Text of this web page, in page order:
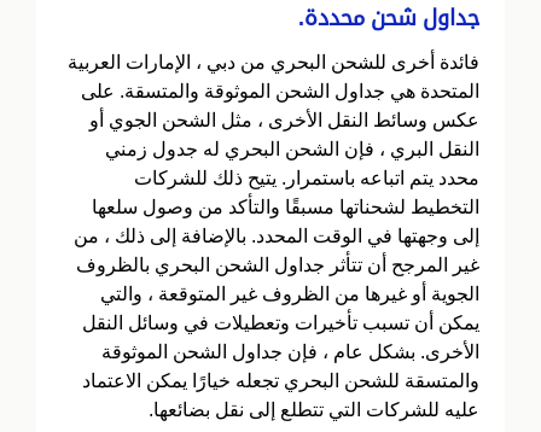
جداول شحن محددة.
فائدة أخرى للشحن البحري من دبي ، الإمارات العربية
المتحدة هي جداول الشحن الموثوقة والمتسقة. على
عكس وسائط النقل الأخرى ، مثل الشحن الجوي أو
النقل البري ، فإن الشحن البحري له جدول زمني
محدد يتم اتباعه باستمرار. يتيح ذلك للشركات
التخطيط لشحناتها مسبقًا والتأكد من وصول سلعها
إلى وجهتها في الوقت المحدد. بالإضافة إلى ذلك ، من
غير المرجح أن تتأثر جداول الشحن البحري بالظروف
الجوية أو غيرها من الظروف غير المتوقعة ، والتي
يمكن أن تسبب تأخيرات وتعطيلات في وسائل النقل
الأخرى. بشكل عام ، فإن جداول الشحن الموثوقة
والمتسقة للشحن البحري تجعله خيارًا يمكن الاعتماد
عليه للشركات التي تتطلع إلى نقل بضائعها.